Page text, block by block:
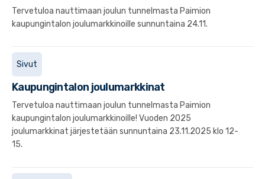
Tervetuloa nauttimaan joulun tunnelmasta Paimion
kaupungintalon joulumarkkinoille sunnuntaina 24.11.
Sivut
Kaupungintalon joulumarkkinat
Tervetuloa nauttimaan joulun tunnelmasta Paimion
kaupungintalon joulumarkkinoille! Vuoden 2025
joulumarkkinat järjestetään sunnuntaina 23.11.2025 klo 12-
15.